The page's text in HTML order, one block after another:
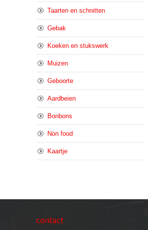
Taarten en schnitten
Gebak
Koeken en stukswerk
Muizen
Geboorte
Aardbeien
Bonbons
Non food
Kaartje
contact